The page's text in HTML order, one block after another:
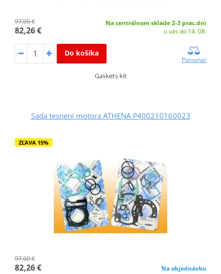
97,00 €
82,26 €
Na centrálnom sklade 2-3 prac.dni
u vás do 14. 08.
Do košíka
Porovnať
Gaskets kit
Sada tesnení motora ATHENA P400210160023
ZĽAVA 15%
97,00 €
82,26 € Na objednávku